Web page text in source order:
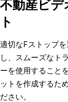
不動産ビデ
ト
適切なFストップ
し、スムーズなト
ーを使用すること
ットを作成するた
ださい。